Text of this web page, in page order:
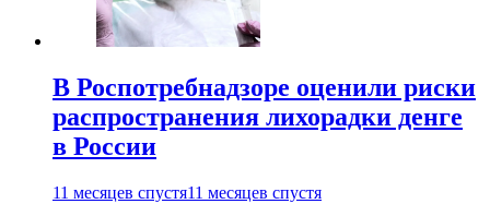
В Роспотребнадзоре оценили риски
распространения лихорадки денге
в России
11 месяцев спустя11 месяцев спустя